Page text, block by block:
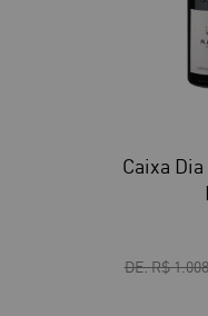
Caixa
DE:R$